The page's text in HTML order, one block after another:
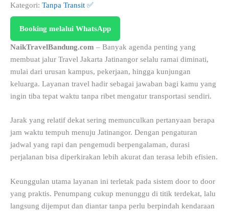
Kategori: Tanpa Transit ✅
Booking melalui WhatsApp
NaikTravelBandung.com – Banyak agenda penting yang
membuat jalur Travel Jakarta Jatinangor selalu ramai diminati,
mulai dari urusan kampus, pekerjaan, hingga kunjungan
keluarga. Layanan travel hadir sebagai jawaban bagi kamu yang
ingin tiba tepat waktu tanpa ribet mengatur transportasi sendiri.
Jarak yang relatif dekat sering memunculkan pertanyaan berapa
jam waktu tempuh menuju Jatinangor. Dengan pengaturan
jadwal yang rapi dan pengemudi berpengalaman, durasi
perjalanan bisa diperkirakan lebih akurat dan terasa lebih efisien.
Keunggulan utama layanan ini terletak pada sistem door to door
yang praktis. Penumpang cukup menunggu di titik terdekat, lalu
langsung dijemput dan diantar tanpa perlu berpindah kendaraan